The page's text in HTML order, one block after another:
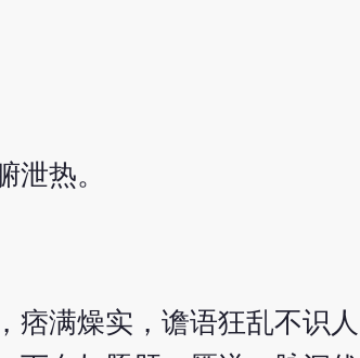
泄热。
痞满燥实，谵语狂乱不识